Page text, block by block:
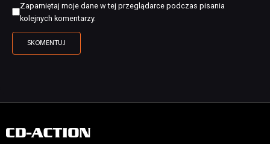
Zapamiętaj moje dane w tej przeglądarce podczas pisania
kolejnych komentarzy.